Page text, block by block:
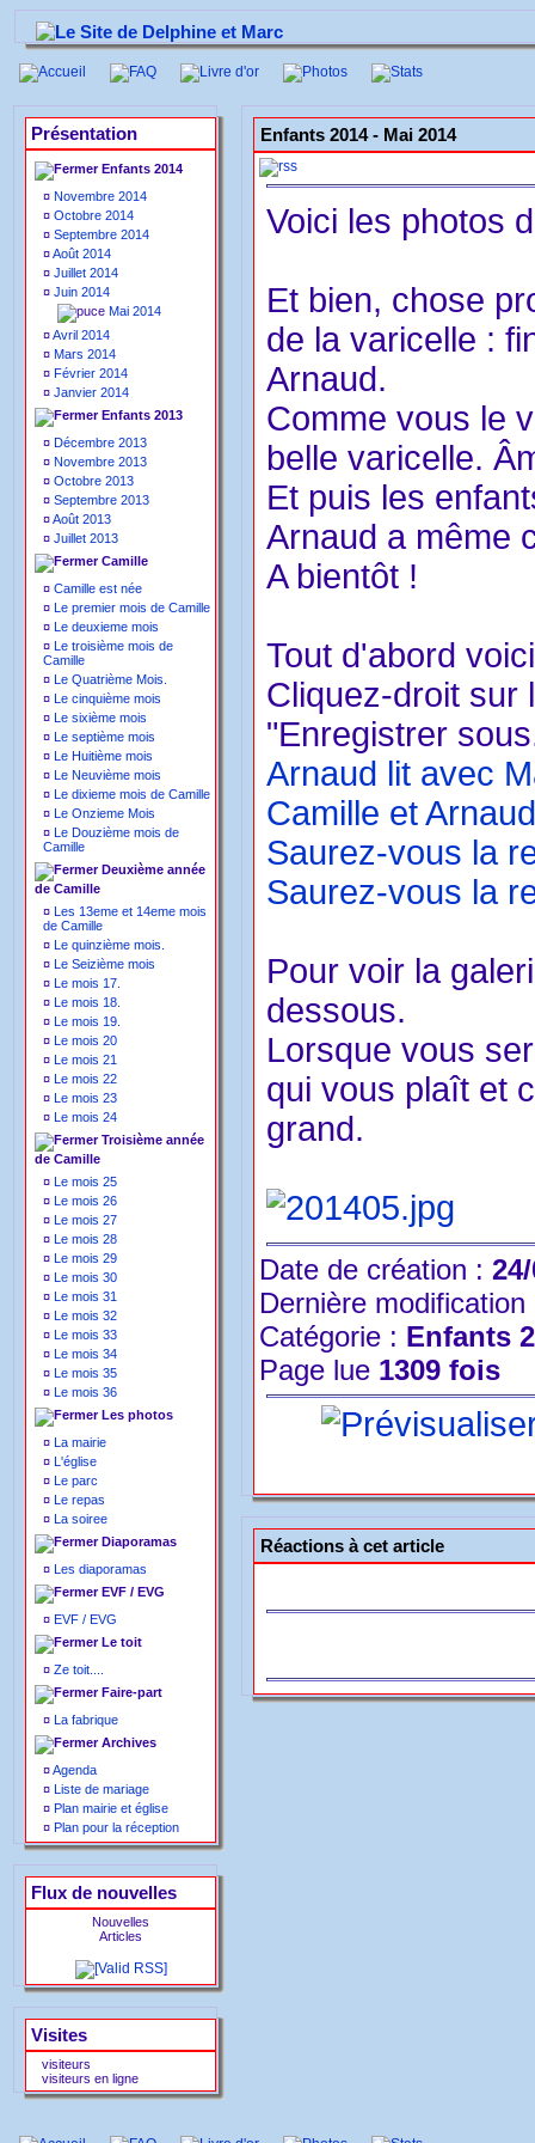
Présentation
Enfants 2014
¤ Novembre 2014
¤ Octobre 2014
¤ Septembre 2014
¤Août 2014
¤ Juillet 2014
¤ Juin 2014
Mai 2014
¤Avril 2014
¤ Mars 2014
¤ Février 2014
¤ Janvier 2014
Enfants 2013
¤ Décembre 2013
¤ Novembre 2013
¤ Octobre 2013
¤ Septembre 2013
¤Août 2013
¤ Juillet 2013
Camille
¤ Camille est née
¤ Le premier mois de Camille
¤ Le deuxieme mois
¤ Le troisième mois de
Camille
¤ Le Quatrième Mois.
¤ Le cinquième mois
¤ Le sixième mois
¤ Le septième mois
¤ Le Huitième mois
¤ Le Neuvième mois
¤ Le dixieme mois de Camille
¤ Le Onzieme Mois
¤ Le Douzième mois de
Camille
Deuxième année
de Camille
¤ Les 13eme et 14eme mois
de Camille
¤ Le quinzième mois.
¤ Le Seizième mois
¤ Le mois 17.
¤ Le mois 18.
¤ Le mois 19.
¤ Le mois 20
¤ Le mois 21
¤ Le mois 22
¤ Le mois 23
¤ Le mois 24
Troisième année
de Camille
¤ Le mois 25
¤ Le mois 26
¤ Le mois 27
¤ Le mois 28
¤ Le mois 29
¤ Le mois 30
¤ Le mois 31
¤ Le mois 32
¤ Le mois 33
¤ Le mois 34
¤ Le mois 35
¤ Le mois 36
Les photos
¤ La mairie
¤ L'église
¤ Le parc
¤ Le repas
¤ La soiree
Diaporamas
¤ Les diaporamas
EVF / EVG
¤ EVF / EVG
Le toit
¤ Ze toit....
Faire-part
¤ La fabrique
Archives
¤Agenda
¤ Liste de mariage
¤ Plan mairie et église
¤ Plan pour la réception
Flux de nouvelles
Nouvelles
Articles
Visites
visiteurs
visiteurs en ligne
Enfants 2014 - Mai 2014
Voici les photos
Et bien, chose
de la varicelle :
Arnaud.
Comme vous le
belle varicelle.
Et puis les
Arnaud a même
A bientôt !
Tout d'abord
Cliquez-droit sur
"Enregistrer
Arnaud lit avec
Camille et
Saurez-vous la
Saurez-vous la
Pour voir la
dessous.
Lorsque vous
qui vous plaît et
grand.
Date de création :
Dernière
Catégorie : Enfants
Page lue 1309 fois
Réactions à cet article